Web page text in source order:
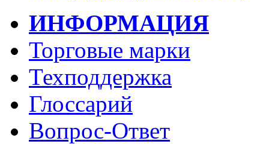
ИНФОРМАЦИЯ
Торговые марки
Техподдержка
Глоссарий
Вопрос-Ответ